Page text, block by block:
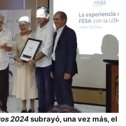
2024subrayó, una vez más, el